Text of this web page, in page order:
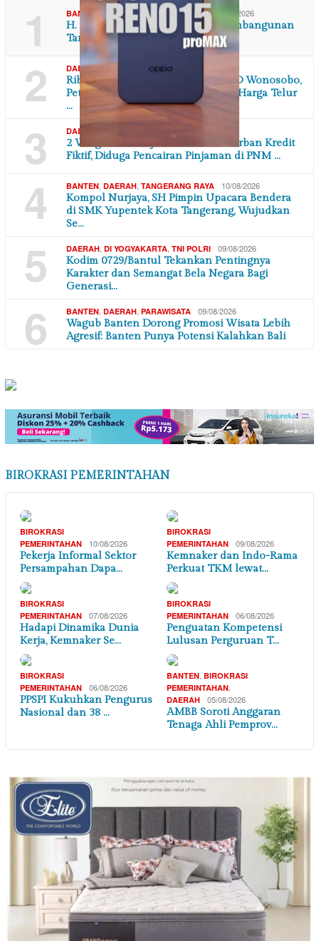
1 BANTEN, DAERAH, TOKOH & PROFIL 10/08/2026
H. ABDULLAH ASSEGAF Bapak Pembangunan
Tangerang dari Pakulonan Barat
2 DAERAH, JAWA TENGAH 10/08/2026
Ribuan Ekor Ayam Dibawa ke DPRD Wonosobo,
Peternak Desak Pakan Murah dan Harga Telur
…
3 DAERAH
2 Warga Purworejo Merasa Jadi Korban Kredit
Fiktif, Diduga Pencairan Pinjaman di PNM …
4 BANTEN DAERAH TANGERANG RAYA 10/08/2026
Kompol Nurjaya, SH Pimpin Upacara Bendera
di SMK Yupentek Kota Tangerang, Wujudkan
Se…
5 DAERAH DI YOGYAKARTA TNI POLRI 09/08/2026
Kodim 0729/Bantul Tekankan Pentingnya
Karakter dan Semangat Bela Negara Bagi
Generasi…
6 BANTEN DAERAH PARAWISATA 09/08/2026
Wagub Banten Dorong Promosi Wisata Lebih
Agresif: Banten Punya Potensi Kalahkan Bali
BIROKRASI PEMERINTAHAN
BIROKRASI
PEMERINTAHAN
10/08/2026
Pekerja Informal Sektor
Persampahan Dapa…
BIROKRASI
PEMERINTAHAN
09/08/2026
Kemnaker dan Indo-Rama
Perkuat TKM lewat…
BIROKRASI
PEMERINTAHAN
07/08/2026
Hadapi Dinamika Dunia
Kerja, Kemnaker Se…
BIROKRASI
PEMERINTAHAN
06/08/2026
Penguatan Kompetensi
Lulusan Perguruan T…
BIROKRASI
PEMERINTAHAN
06/08/2026
PPSPI Kukuhkan Pengurus
Nasional dan 38 …
BANTEN BIROKRASI
PEMERINTAHAN
DAERAH 05/08/2026
AMBB Soroti Anggaran
Tenaga Ahli Pemprov…